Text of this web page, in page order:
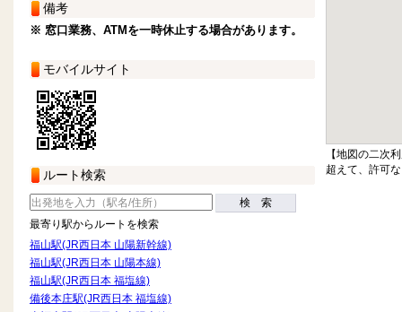
備考
※ 窓口業務、ATMを一時休止する場合があります。
モバイルサイト
ルート検索
検 索
最寄り駅からルートを検索
福山駅(JR西日本 山陽新幹線)
福山駅(JR西日本 山陽本線)
福山駅(JR西日本 福塩線)
備後本庄駅(JR西日本 福塩線)
【地図の二次
超えて、許可